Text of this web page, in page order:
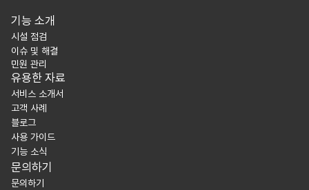
기능 소개
시설 점검
이슈 및 해결
민원 관리
유용한 자료
서비스 소개서
고객 사례
블로그
사용 가이드
기능 소식
문의하기
문의하기